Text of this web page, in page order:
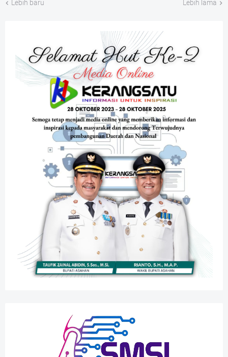
Lebih baru Lebih lama